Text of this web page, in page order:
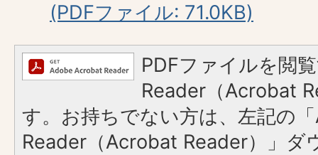
(PDFファイル: 71.0KB)
PDFファイルを閲
Reader（Acrobat
す。お持ちでない方は、左記の
Reader（Acrobat Reader）」ダ